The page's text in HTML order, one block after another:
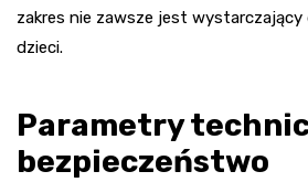
zakres nie zawsze jest wystarczający
dzieci.
Parametry
bezpieczeństwo